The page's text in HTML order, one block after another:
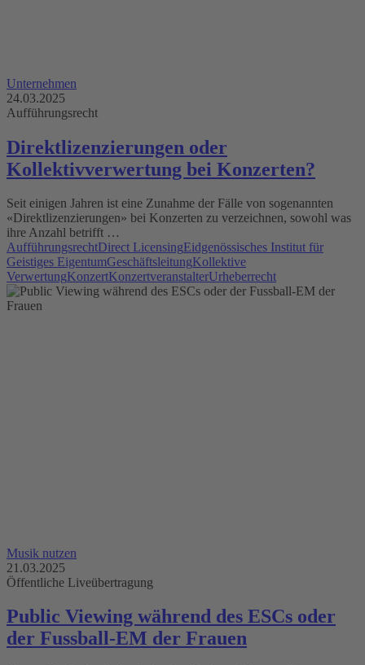
Unternehmen
24.03.2025
Aufführungsrecht
Direktlizenzierungen oder
Kollektivverwertung bei Konzerten?
Seit einigen Jahren ist eine Zunahme der Fälle von sogenannten
«Direktlizenzierungen» bei Konzerten zu verzeichnen, sowohl was
ihre Anzahl betrifft …
AufführungsrechtDirect LicensingEidgenössisches Institut für
Geistiges EigentumGeschäftsleitungKollektive
VerwertungKonzertKonzertveranstalterUrheberrecht
Musik nutzen
21.03.2025
Öffentliche Liveübertragung
Public Viewing während des ESCs oder
der Fussball-EM der Frauen